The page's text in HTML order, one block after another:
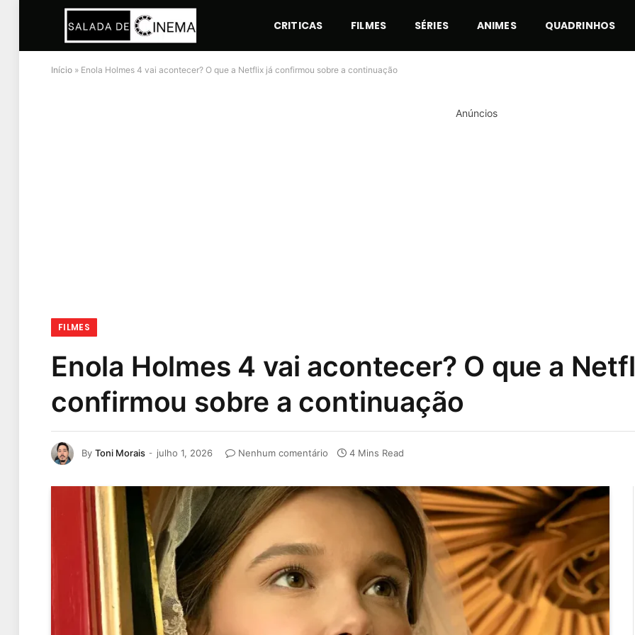
CRITICAS FILMES SÉRIES ANIMES QUADRINHOS
Início » Enola Holmes 4 vai acontecer? O que a Netflix já confirmou sobre a continuação
Anúncios
FILMES
Enola Holmes 4 vai acontecer? O que a
confirmou sobre a continuação
By Toni Morais julho 1, 2026 Nenhum comentário 4 Mins Read